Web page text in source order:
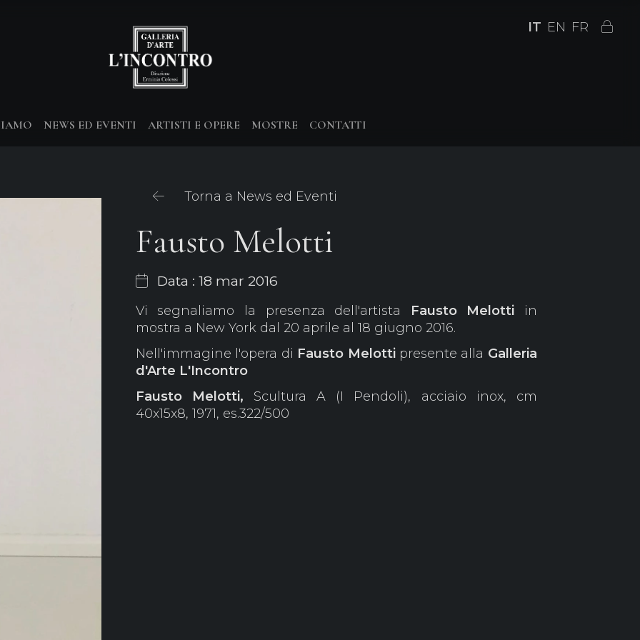
IT EN FR
NEWS ED EVENTI ARTISTI E OPERE MOSTRE CONTATTI
Torna a News ed Eventi
Fausto Melotti
Data : 18 mar 2016
Vi segnaliamo la presenza dell'artista Fausto Melotti in
mostra a New York dal 20 aprile al 18 giugno 2016.
Nell'immagine l'opera di Fausto Melottipresente alla Galleria
d'Arte L'Incontro
Fausto Melotti, Scultura A (I Pendoli), acciaio inox, cm
40x15x8, 1971, es.322/500